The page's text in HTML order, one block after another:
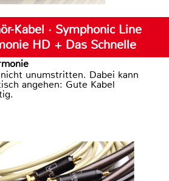
Kabel · Symphonic Line
HD + Das Schnelle
unumstritten. Dabei kann
angehen: Gute Kabel